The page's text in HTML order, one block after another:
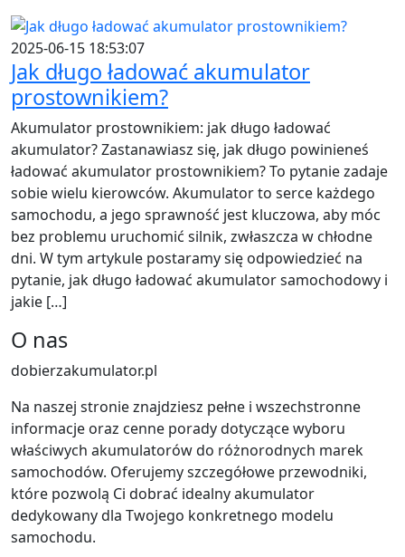
2025-06-15 18:53:07
Jak długo ładować akumulator
prostownikiem?
Akumulator prostownikiem: jak długo ładować
akumulator? Zastanawiasz się, jak długo powinieneś
ładować akumulator prostownikiem? To pytanie zadaje
sobie wielu kierowców. Akumulator to serce każdego
samochodu, a jego sprawność jest kluczowa, aby móc
bez problemu uruchomić silnik, zwłaszcza w chłodne
dni. W tym artykule postaramy się odpowiedzieć na
pytanie, jak długo ładować akumulator samochodowy i
jakie […]
O nas
dobierzakumulator.pl
Na naszej stronie znajdziesz pełne i wszechstronne
informacje oraz cenne porady dotyczące wyboru
właściwych akumulatorów do różnorodnych marek
samochodów. Oferujemy szczegółowe przewodniki,
które pozwolą Ci dobrać idealny akumulator
dedykowany dla Twojego konkretnego modelu
samochodu.